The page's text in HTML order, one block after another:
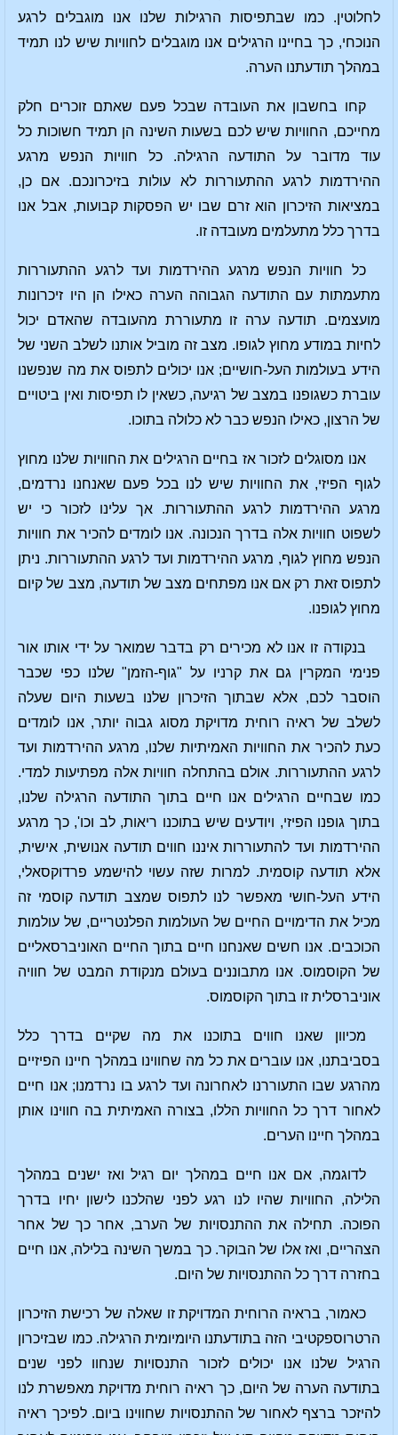
לחלוטין. כמו שבתפיסות הרגילות שלנו אנו מוגבלים לרגע
הנוכחי, כך בחיינו הרגילים אנו מוגבלים לחוויות שיש לנו תמיד
במהלך תודעתנו הערה.
קחו בחשבון את העובדה שבכל פעם שאתם זוכרים חלק
מחייכם, החוויות שיש לכם בשעות השינה הן תמיד חשוכות כל
עוד מדובר על התודעה הרגילה. כל חוויות הנפש מרגע
ההירדמות לרגע ההתעוררות לא עולות בזיכרונכם. אם כן,
במציאות הזיכרון הוא זרם שבו יש הפסקות קבועות, אבל אנו
בדרך כלל מתעלמים מעובדה זו.
כל חוויות הנפש מרגע ההירדמות ועד לרגע ההתעוררות
מתעמתות עם התודעה הגבוהה הערה כאילו הן היו זיכרונות
מועצמים. תודעה ערה זו מתעוררת מהעובדה שהאדם יכול
לחיות במודע מחוץ לגופו. מצב זה מוביל אותנו לשלב השני של
הידע בעולמות העל-חושיים; אנו יכולים לתפוס את מה שנפשנו
עוברת כשגופנו במצב של רגיעה, כשאין לו תפיסות ואין ביטויים
של הרצון, כאילו הנפש כבר לא כלולה בתוכו.
אנו מסוגלים לזכור אז בחיים הרגילים את החוויות שלנו מחוץ
לגוף הפיזי, את החוויות שיש לנו בכל פעם שאנחנו נרדמים,
מרגע ההירדמות לרגע ההתעוררות. אך עלינו לזכור כי יש
לשפוט חוויות אלה בדרך הנכונה. אנו לומדים להכיר את חוויות
הנפש מחוץ לגוף, מרגע ההירדמות ועד לרגע ההתעוררות. ניתן
לתפוס זאת רק אם אנו מפתחים מצב של תודעה, מצב של קיום
מחוץ לגופנו.
בנקודה זו אנו לא מכירים רק בדבר שמואר על ידי אותו אור
פנימי המקרין גם את קרניו על "גוף-הזמן" שלנו כפי שכבר
הוסבר לכם, אלא שבתוך הזיכרון שלנו בשעות היום שעלה
לשלב של ראיה רוחית מדויקת מסוג גבוה יותר, אנו לומדים
כעת להכיר את החוויות האמיתיות שלנו, מרגע ההירדמות ועד
לרגע ההתעוררות. אולם בהתחלה חוויות אלה מפתיעות למדי.
כמו שבחיים הרגילים אנו חיים בתוך התודעה הרגילה שלנו,
בתוך גופנו הפיזי, ויודעים שיש בתוכנו ריאות, לב וכו', כך מרגע
ההירדמות ועד להתעוררות איננו חווים תודעה אנושית, אישית,
אלא תודעה קוסמית. למרות שזה עשוי להישמע פרדוקסאלי,
הידע העל-חושי מאפשר לנו לתפוס שמצב תודעה קוסמי זה
מכיל את הדימויים החיים של העולמות הפלנטריים, של עולמות
הכוכבים. אנו חשים שאנחנו חיים בתוך החיים האוניברסאליים
של הקוסמוס. אנו מתבוננים בעולם מנקודת המבט של חוויה
אוניברסלית זו בתוך הקוסמוס.
מכיוון שאנו חווים בתוכנו את מה שקיים בדרך כלל
בסביבתנו, אנו עוברים את כל מה שחווינו במהלך חיינו הפיזיים
מהרגע שבו התעוררנו לאחרונה ועד לרגע בו נרדמנו; אנו חיים
לאחור דרך כל החוויות הללו, בצורה האמיתית בה חווינו אותן
במהלך חיינו הערים.
לדוגמה, אם אנו חיים במהלך יום רגיל ואז ישנים במהלך
הלילה, החוויות שהיו לנו רגע לפני שהלכנו לישון יחיו בדרך
הפוכה. תחילה את ההתנסויות של הערב, אחר כך של אחר
הצהריים, ואז אלו של הבוקר. כך במשך השינה בלילה, אנו חיים
בחזרה דרך כל ההתנסויות של היום.
כאמור, בראיה הרוחית המדויקת זו שאלה של רכישת הזיכרון
הרטרוספקטיבי הזה בתודעתנו היומיומית הרגילה. כמו שבזיכרון
הרגיל שלנו אנו יכולים לזכור התנסויות שנחוו לפני שנים
בתודעה הערה של היום, כך ראיה רוחית מדויקת מאפשרת לנו
להיזכר ברצף לאחור של ההתנסויות שחווינו ביום. לפיכך ראיה